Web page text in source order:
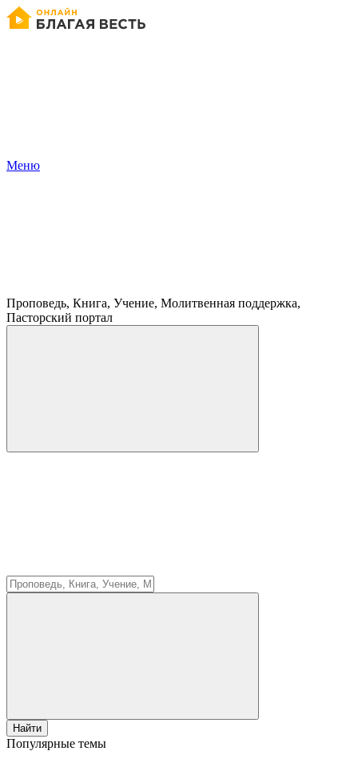
Меню
Проповедь, Книга, Учение, Молитвенная поддержка,
Пасторский портал
Найти
Популярные темы